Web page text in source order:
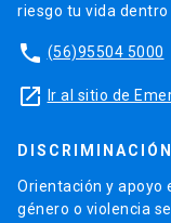
riesgo tu vida dentro
phone (56)95504 5000
launch Ir al sitio de
Orientación y apoyo
género o violencia